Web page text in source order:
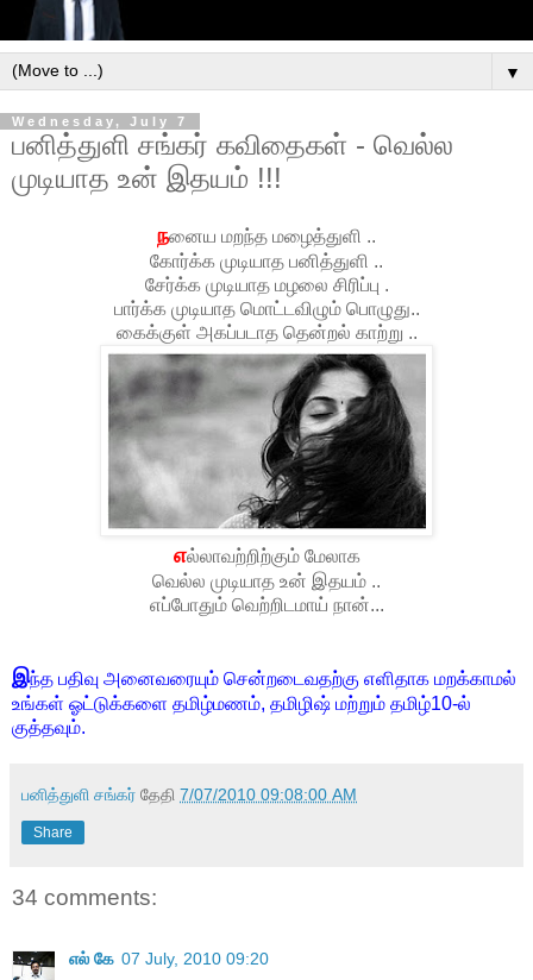
▼
Wednesday, July 7
பனித்துளி சங்கர் கவிதைகள் - வெல்ல
முடியாத உன் இதயம் !!!
நனைய மறந்த மழைத்துளி ..
கோர்க்க முடியாத பனித்துளி ..
சேர்க்க முடியாத மழலை சிரிப்பு .
பார்க்க முடியாத மொட்டவிழும் பொழுது..
கைக்குள் அகப்படாத தென்றல் காற்று ..
எல்லாவற்றிற்கும் மேலாக
வெல்ல முடியாத உன் இதயம் ..
எப்போதும் வெற்றிடமாய் நான்...
இந்த பதிவு அனைவரையும் சென்றடைவதற்கு எளிதாக மறக்காமல்
உங்கள் ஓட்டுக்களை தமிழ்மணம், தமிழிஷ் மற்றும் தமிழ்10-ல்
குத்தவும்.
பனித்துளி சங்கர் தேதி 7/07/2010 09:08:00 AM
Share
34 comments:
எல் கே 07 July, 2010 09:20